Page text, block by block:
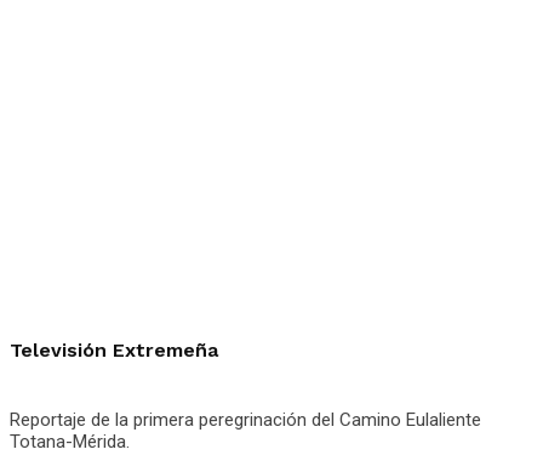
Televisión Extremeña
Reportaje de la primera peregrinación del Camino Eulaliente
Totana-Mérida.